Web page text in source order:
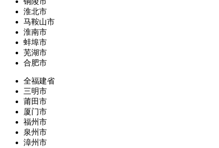
淮北市
马鞍山市
淮南市
蚌埠市
芜湖市
合肥市
全福建省
三明市
莆田市
厦门市
福州市
泉州市
漳州市